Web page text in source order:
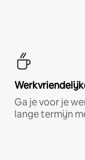
Ga je voor je
lange termijn